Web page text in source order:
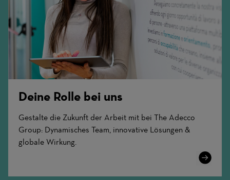
Deine Rolle bei uns
Gestalte die Zukunft der Arbeit mit bei The Adecco
Group: Dynamisches Team, innovative Lösungen &
globale Wirkung.
Learn